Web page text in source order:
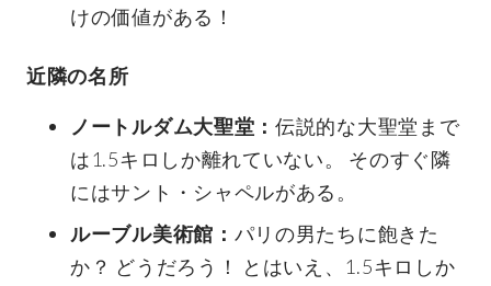
けの価値がある！
近隣の名所
ノートルダム大聖堂： 伝説的な大聖堂まで
は1.5キロしか離れていない。 そのすぐ隣
にはサント・シャペルがある。
ルーブル美術館： パリの男たちに飽きた
か？ どうだろう！ とはいえ、1.5キロしか